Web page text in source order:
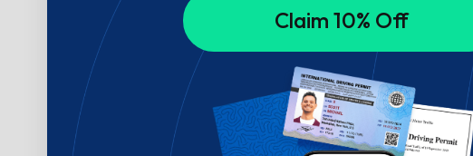
Claim 10% Off